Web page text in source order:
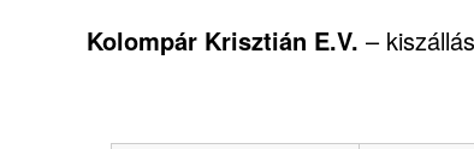
Kolompár Krisztián E.V. –